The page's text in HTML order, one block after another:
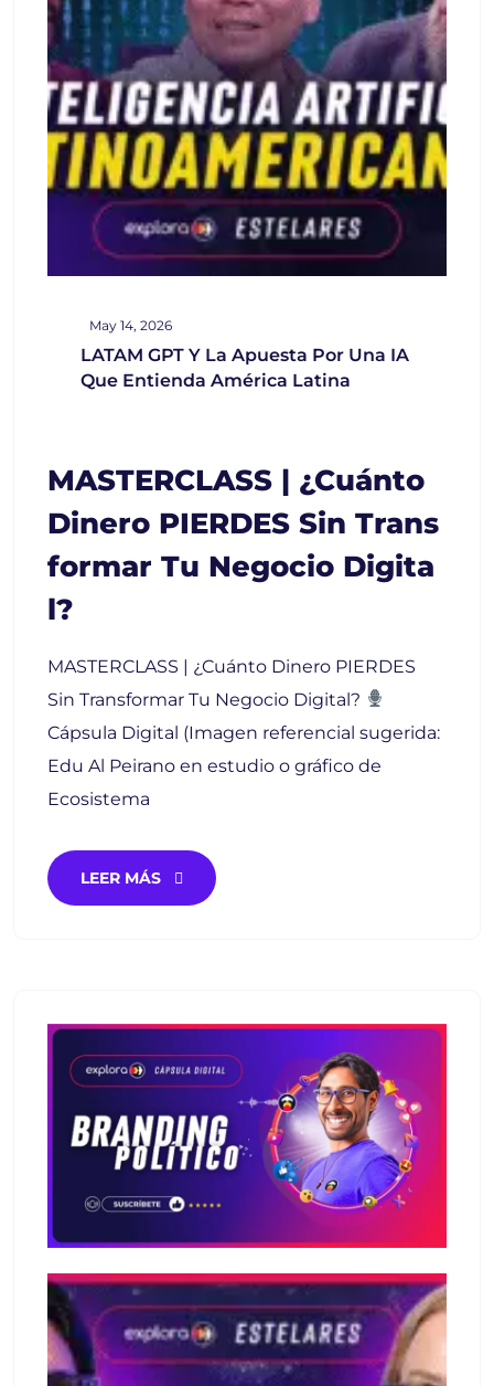
May 14, 2026
LATAM GPT Y La Apuesta Por Una IA
Que Entienda América Latina
MASTERCLASS | ¿Cuánto
Dinero PIERDES Sin Trans
Formar Tu Negocio Digita
L?
MASTERCLASS | ¿Cuánto Dinero PIERDES
Sin Transformar Tu Negocio Digital?
Cápsula Digital (Imagen referencial sugerida:
Edu Al Peirano en estudio o gráfico de
Ecosistema
LEER MÁS